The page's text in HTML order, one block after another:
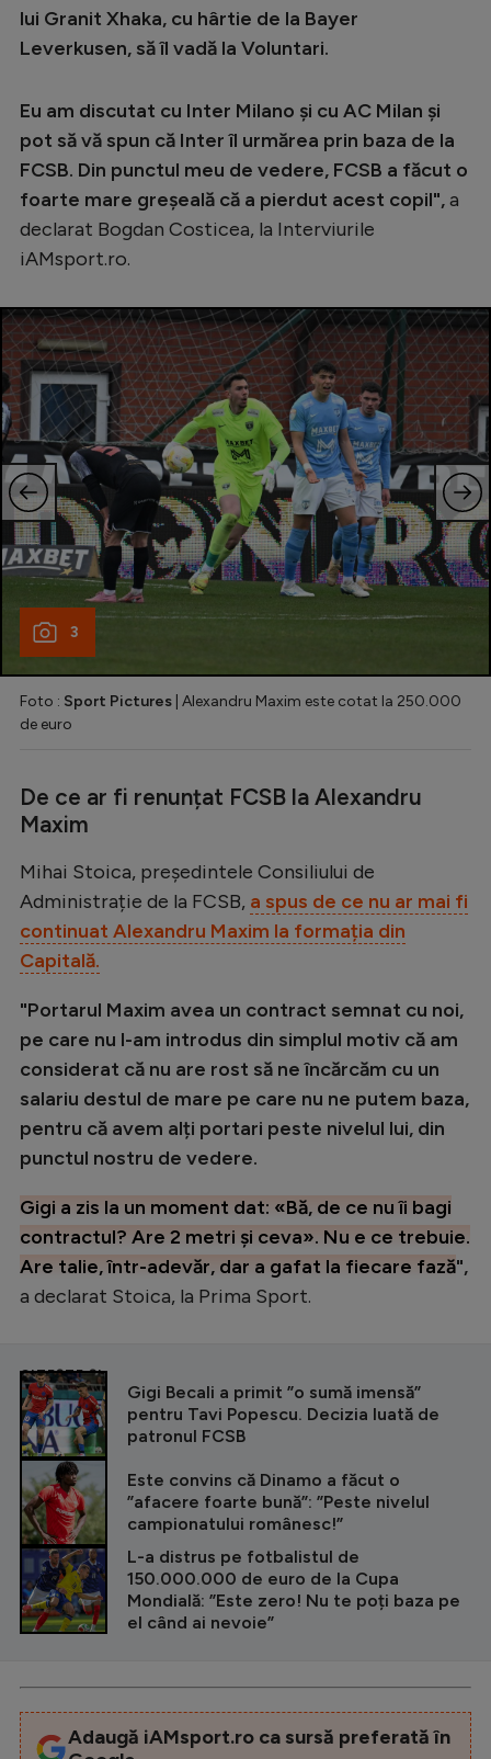
lui Granit Xhaka, cu hârtie de la Bayer
Leverkusen, să îl vadă la Voluntari.
Eu am discutat cu Inter Milano și cu AC Milan și
pot să vă spun că Inter îl urmărea prin baza de la
FCSB. Din punctul meu de vedere, FCSB a făcut o
foarte mare greșeală că a pierdut acest copil",a
declarat Bogdan Costicea, la Interviurile
iAMsport.ro.
3
Foto : Sport Pictures | Alexandru Maxim este cotat la 250.000
de euro
De ce ar fi renunțat FCSB la Alexandru
Maxim
Mihai Stoica, președintele Consiliului de
Administrație de la FCSB, a spus de ce nu ar mai fi
continuat Alexandru Maxim la formația din
Capitală.
"Portarul Maxim avea un contract semnat cu noi,
pe care nu l-am introdus din simplul motiv că am
considerat că nu are rost să ne încărcăm cu un
salariu destul de mare pe care nu ne putem baza,
pentru că avem alți portari peste nivelul lui, din
punctul nostru de vedere.
Gigi a zis la un moment dat: «Bă, de ce nu îi bagi
contractul? Are 2 metri și ceva». Nu e ce trebuie.
Are talie, într-adevăr, dar a gafat la fiecare fază",
a declarat Stoica, la Prima Sport.
CITEȘTE ȘI
Gigi Becali a primit ”o sumă imensă”
pentru Tavi Popescu. Decizia luată de
patronul FCSB
Este convins că Dinamo a făcut o
”afacere foarte bună”: ”Peste nivelul
campionatului românesc!”
L-a distrus pe fotbalistul de
150.000.000 de euro de la Cupa
Mondială: ”Este zero! Nu te poți baza pe
el când ai nevoie”
Adaugă iAMsport.ro ca sursă preferată în